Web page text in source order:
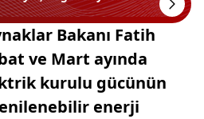
Bakanı Fatih
ve Mart ayında
kurulu gücünün
enerji